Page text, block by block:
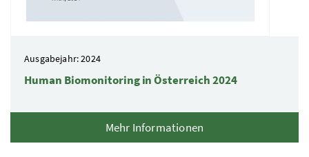
Ausgabejahr: 2024
Human Biomonitoring in Österreich 2024
Mehr Informationen